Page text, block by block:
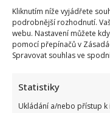
Kliknutím níže vyjádřete
podrobnější rozhodnutí.
webu. Nastavení můžete
pomocí přepínačů v
Spravovat souhlas ve
Statistiky
Ukládání a/nebo přístup k
vile ma k dispozici i